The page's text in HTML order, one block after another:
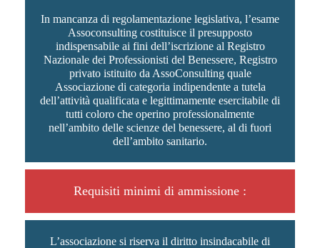
In mancanza di regolamentazione legislativa, l’esame
Assoconsulting costituisce il presupposto
indispensabile ai fini dell’iscrizione al Registro
Nazionale dei Professionisti del Benessere, Registro
privato istituito da AssoConsulting quale
Associazione di categoria indipendente a tutela
dell’attività qualificata e legittimamente esercitabile di
tutti coloro che operino professionalmente
nell’ambito delle scienze del benessere, al di fuori
dell’ambito sanitario.
Requisiti minimi di ammissione :
L’associazione si riserva il diritto insindacabile di